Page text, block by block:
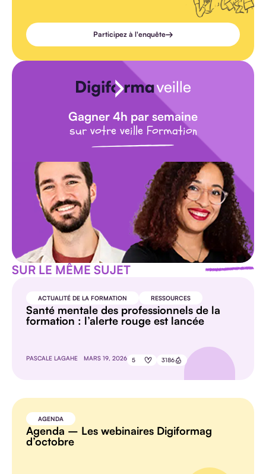
Participez à l'enquête
Gagner 4h par semaine
sur votre veille Formation
SUR LE MÊME SUJET
ACTUALITÉ DE LA FORMATION RESSOURCES
Santé mentale des professionnels de la
formation : l’alerte rouge est lancée
PASCALE LAGAHE MARS 19, 2026 5 3186
AGENDA
Agenda – Les webinaires Digiformag
d’octobre